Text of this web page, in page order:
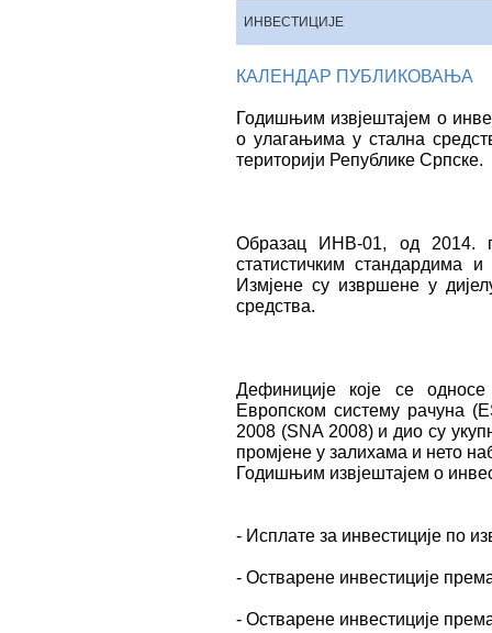
ИНВЕСТИЦИЈЕ
КАЛЕНДАР ПУБЛИКОВАЊА
Годишњим извјештајем о
о улагањима у стална
територији Републике Српске.
Образац ИНВ-01, од 2014.
статистичким стандардима
Измјене су извршене у
средства.
Дефиниције које се
Европском систему рачуна
2008 (SNA 2008) и дио су
промјене у залихама и нето
Годишњим извјештајем о
- Исплате за инвестиције по
- Остварене инвестиције
- Остварене инвестиције